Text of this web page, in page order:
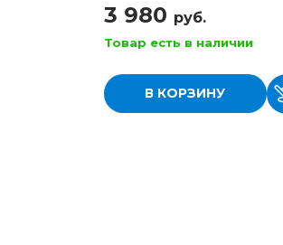
3 980 руб.
Товар есть в наличии
В КОРЗИНУ